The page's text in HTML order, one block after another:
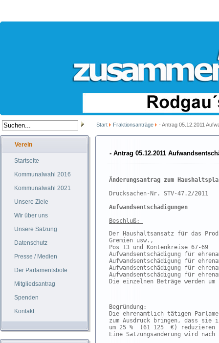
Start Fraktionsanträge - Antrag 05.12.2011
Verein
Startseite
Kommunalwahl 2016
Kommunalwahl 2021
Unsere Ziele
Wir über uns
Unsere Satzung
Datenschutz
Presse / Medien
Der Parlamentsbote
Mitgliedsantrag
Spenden
Kontakt
- Antrag 05.12.2011
Änderungsantrag zum
Drucksachen-Nr. STV-47.2/2011
Aufwandsentschädigungen
Beschluß:
Der Haushaltsansatz für das
Gremien usw.,
Pos 13 und Kontenkreise 67-69
Aufwandsentschädigung für
Aufwandsentschädigung für
Aufwandsentschädigung für
Aufwandsentschädigung für
Die einzelnen Beträge werden
Begründung:
Die ehrenamtlich tätigen
zum Ausdruck bringen, dass sie
um 25 %  (61 125  €)
Eine Satzungsänderung wird